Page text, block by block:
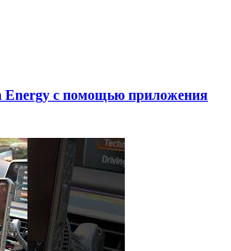
Energy с помощью приложения